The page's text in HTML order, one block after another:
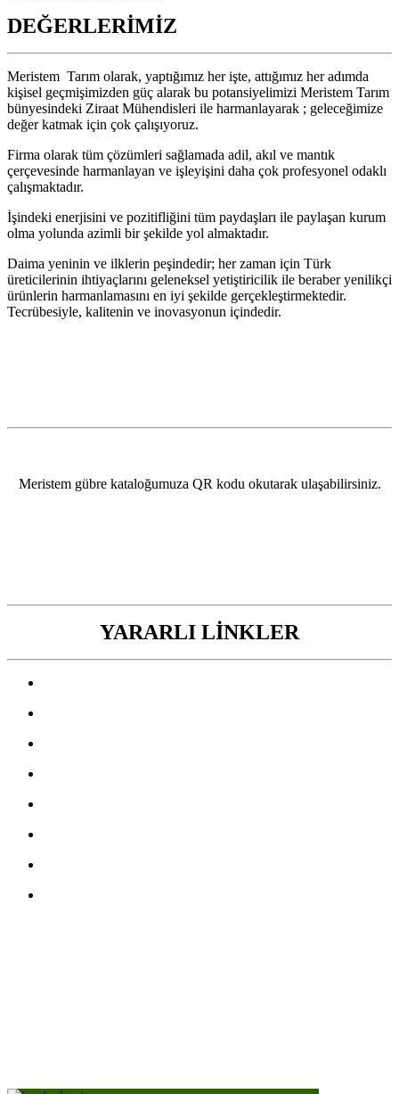
DEĞERLERİMİZ
Meristem Tarım olarak, yaptığımız her işte, attığımız her adımda
kişisel geçmişimizden güç alarak bu potansiyelimizi Meristem Tarım
bünyesindeki Ziraat Mühendisleri ile harmanlayarak ; geleceğimize
değer katmak için çok çalışıyoruz.
Firma olarak tüm çözümleri sağlamada adil, akıl ve mantık
çerçevesinde harmanlayan ve işleyişini daha çok profesyonel odaklı
çalışmaktadır.
İşindeki enerjisini ve pozitifliğini tüm paydaşları ile paylaşan kurum
olma yolunda azimli bir şekilde yol almaktadır.
Daima yeninin ve ilklerin peşindedir; her zaman için Türk
üreticilerinin ihtiyaçlarını geleneksel yetiştiricilik ile beraber yenilikçi
ürünlerin harmanlamasını en iyi şekilde gerçekleştirmektedir.
Tecrübesiyle, kalitenin ve inovasyonun içindedir.
Meristem gübre kataloğumuza QR kodu okutarak ulaşabilirsiniz.
YARARLI LİNKLER